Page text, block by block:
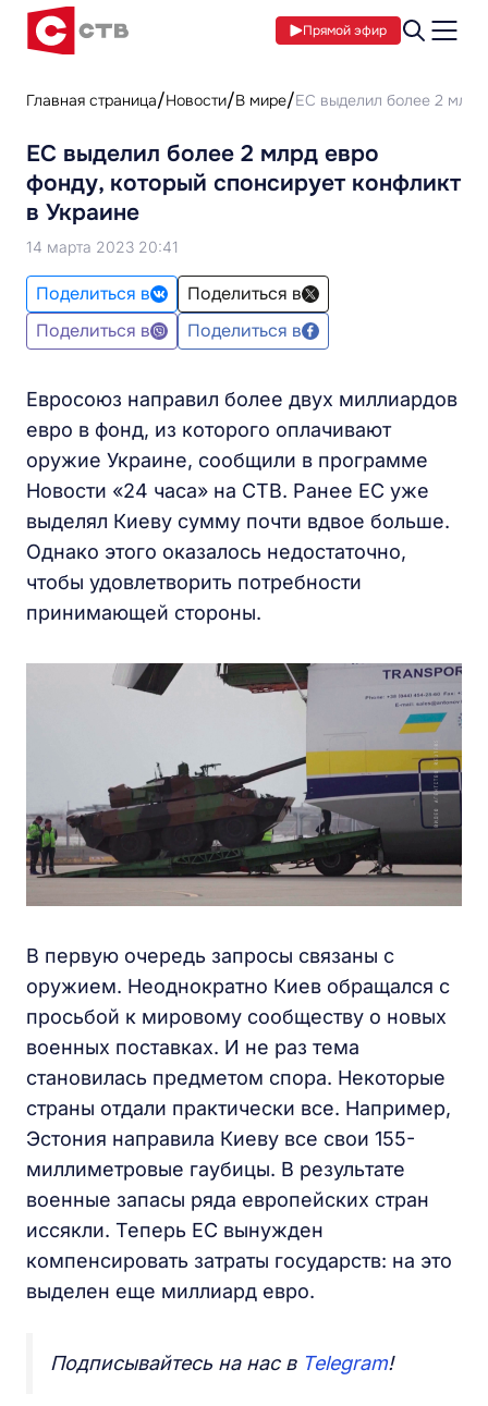
Прямой эфир
Главная страница Новости В мире ЕС выделил более 2 млрд
ЕС выделил более 2 млрд евро
фонду, который спонсирует конфликт
в Украине
14 марта 2023 20:41
Поделиться в
Поделиться в
Поделиться в
Поделиться в
Евросоюз направил более двух миллиардов
евро в фонд, из которого оплачивают
оружие Украине, сообщили в программе
Новости «24 часа» на СТВ. Ранее ЕС уже
выделял Киеву сумму почти вдвое больше.
Однако этого оказалось недостаточно,
чтобы удовлетворить потребности
принимающей стороны.
В первую очередь запросы связаны с
оружием. Неоднократно Киев обращался с
просьбой к мировому сообществу о новых
военных поставках. И не раз тема
становилась предметом спора. Некоторые
страны отдали практически все. Например,
Эстония направила Киеву все свои 155-
миллиметровые гаубицы. В результате
военные запасы ряда европейских стран
иссякли. Теперь ЕС вынужден
компенсировать затраты государств: на это
выделен еще миллиард евро.
Подписывайтесь на нас в Telegram!